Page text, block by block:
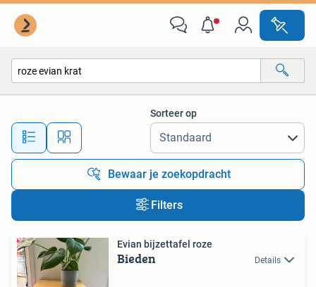
Alle afstanden…
Sorteer op
Bewaar je zoekopdracht
Filters
Evian bijzettafel roze
Bieden Details